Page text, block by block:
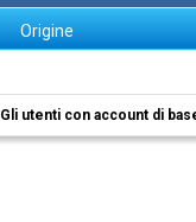
Origine
Gli utenti con account di